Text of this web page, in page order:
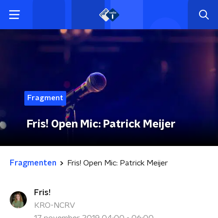
Fragment
Fris! Open Mic: Patrick Meijer
Fragmenten Fris! Open Mic: Patrick Meijer
Fris!
KRO-NCRV